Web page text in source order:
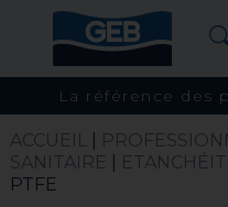
La référence des
ACCUEIL|
SANITAIRE
PTFE